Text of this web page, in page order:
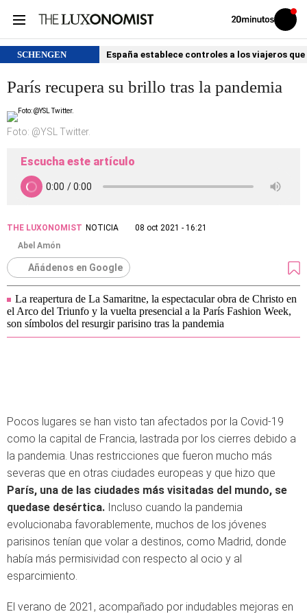
Volver
Iniciar
sesión
SCHENGEN España establece controles a los viajeros
París recupera su brillo tras la pandemia
Foto: @YSL Twitter.
Escucha este artículo
THE LUXONOMIST NOTICIA
08 oct 2021 - 16:21
Abel Amón
Añádenos en Google
La reapertura de La Samaritne, la espectacular obra de Christo en
el Arco del Triunfo y la vuelta presencial a la París Fashion Week,
son símbolos del resurgir parisino tras la pandemia
Pocos lugares se han visto tan afectados por la Covid-19
como la capital de Francia, lastrada por los cierres debido a
la pandemia. Unas restricciones que fueron mucho más
severas que en otras ciudades europeas y que hizo que
París, una de las ciudades más visitadas del mundo, se
quedase desértica. Incluso cuando la pandemia
evolucionaba favorablemente, muchos de los jóvenes
parisinos tenían que volar a destinos, como Madrid, donde
había más permisividad con respecto al ocio y al
esparcimiento.
El verano de 2021, acompañado por indudables mejoras en